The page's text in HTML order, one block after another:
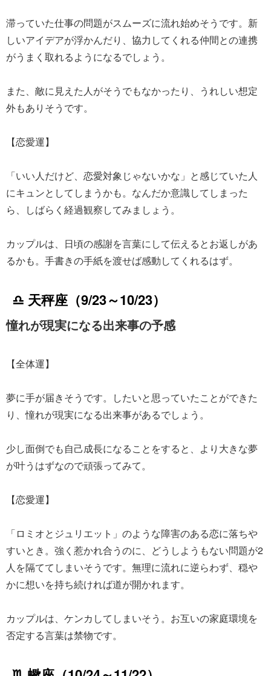
滞っていた仕事の問題がスムーズに流れ始めそうです。新
しいアイデアが浮かんだり、協力してくれる仲間との連携
がうまく取れるようになるでしょう。
また、敵に見えた人がそうでもなかったり、うれしい想定
外もありそうです。
【恋愛運】
「いい人だけど、恋愛対象じゃないかな」と感じていた人
にキュンとしてしまうかも。なんだか意識してしまった
ら、しばらく経過観察してみましょう。
カップルは、日頃の感謝を言葉にして伝えるとお返しがあ
るかも。手書きの手紙を渡せば感動してくれるはず。
♎ 天秤座（9/23～10/23）
憧れが現実になる出来事の予感
【全体運】
夢に手が届きそうです。したいと思っていたことができた
り、憧れが現実になる出来事があるでしょう。
少し面倒でも自己成長になることをすると、より大きな夢
が叶うはずなので頑張ってみて。
【恋愛運】
「ロミオとジュリエット」のような障害のある恋に落ちや
すいとき。強く惹かれ合うのに、どうしようもない問題が2
人を隔ててしまいそうです。無理に流れに逆らわず、穏や
かに想いを持ち続ければ道が開かれます。
カップルは、ケンカしてしまいそう。お互いの家庭環境を
否定する言葉は禁物です。